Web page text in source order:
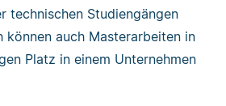
technischen Studiengängen
können auch Masterarbeiten in
Platz in einem Unternehmen